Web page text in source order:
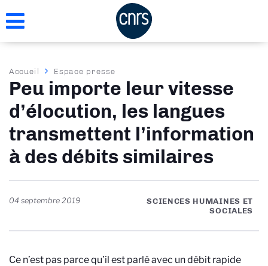
au
Fil
d'Ariane
Accueil Espace presse
Peu importe leur vitesse
d’élocution, les langues
transmettent l’information
à des débits similaires
04 septembre 2019
SCIENCES HUMAINES ET
SOCIALES
Ce n’est pas parce qu’il est parlé avec un débit rapide